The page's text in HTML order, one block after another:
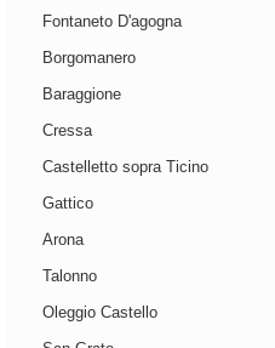
Fontaneto D'agogna
Borgomanero
Baraggione
Cressa
Castelletto sopra Ticino
Gattico
Arona
Talonno
Oleggio Castello